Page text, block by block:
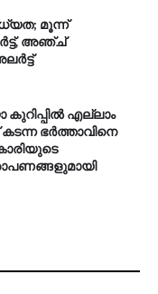
മൂന്ന്
അഞ്ച്
എല്ലാം
ഭർത്താവിനെ